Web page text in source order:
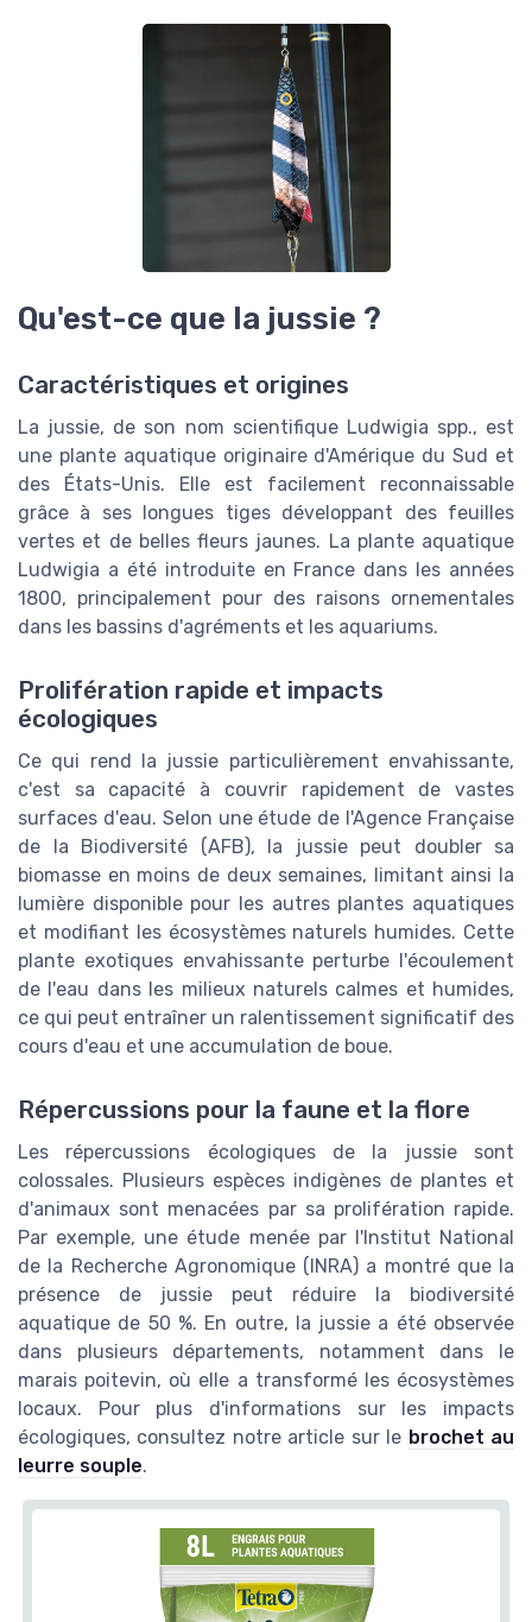
Qu'est-ce que la jussie ?
Caractéristiques et origines
La jussie, de son nom scientifique Ludwigia spp., est
une plante aquatique originaire d'Amérique du Sud et
des États-Unis. Elle est facilement reconnaissable
grâce à ses longues tiges développant des feuilles
vertes et de belles fleurs jaunes. La plante aquatique
Ludwigia a été introduite en France dans les années
1800, principalement pour des raisons ornementales
dans les bassins d'agréments et les aquariums.
Prolifération rapide et impacts
écologiques
Ce qui rend la jussie particulièrement envahissante,
c'est sa capacité à couvrir rapidement de vastes
surfaces d'eau. Selon une étude de l'Agence Française
de la Biodiversité (AFB), la jussie peut doubler sa
biomasse en moins de deux semaines, limitant ainsi la
lumière disponible pour les autres plantes aquatiques
et modifiant les écosystèmes naturels humides. Cette
plante exotiques envahissante perturbe l'écoulement
de l'eau dans les milieux naturels calmes et humides,
ce qui peut entraîner un ralentissement significatif des
cours d'eau et une accumulation de boue.
Répercussions pour la faune et la flore
Les répercussions écologiques de la jussie sont
colossales. Plusieurs espèces indigènes de plantes et
d'animaux sont menacées par sa prolifération rapide.
Par exemple, une étude menée par l'Institut National
de la Recherche Agronomique (INRA) a montré que la
présence de jussie peut réduire la biodiversité
aquatique de 50 %. En outre, la jussie a été observée
dans plusieurs départements, notamment dans le
marais poitevin, où elle a transformé les écosystèmes
locaux. Pour plus d'informations sur les impacts
écologiques, consultez notre article sur le brochet au
leurre souple.